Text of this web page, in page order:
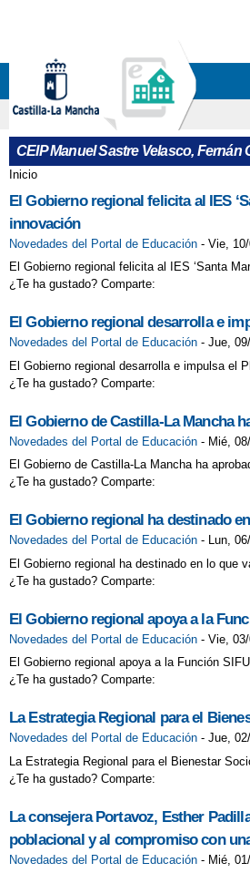
CEIP Manuel Sastre Velasco, Fernán
Se encuentra usted
Inicio
El Gobierno regional felicita al IES
innovación
Novedades del Portal de Educación - Vie,
El Gobierno regional felicita al IES ‘Santa
¿Te ha gustado? Comparte:
El Gobierno regional desarrolla e
Novedades del Portal de Educación - Jue,
El Gobierno regional desarrolla e impulsa el
¿Te ha gustado? Comparte:
El Gobierno de Castilla-La Mancha
Novedades del Portal de Educación - Mié,
El Gobierno de Castilla-La Mancha ha
¿Te ha gustado? Comparte:
El Gobierno regional ha destinado
Novedades del Portal de Educación - Lun,
El Gobierno regional ha destinado en lo que
¿Te ha gustado? Comparte:
El Gobierno regional apoya a la
Novedades del Portal de Educación - Vie,
El Gobierno regional apoya a la Función
¿Te ha gustado? Comparte:
La Estrategia Regional para el
Novedades del Portal de Educación - Jue,
La Estrategia Regional para el Bienestar
¿Te ha gustado? Comparte:
La consejera Portavoz, Esther
poblacional y al compromiso con
Novedades del Portal de Educación - Mié,